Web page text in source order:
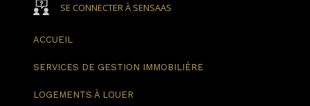
SE CONNECTER À SENSAAS
ACCUEIL
SERVICES DE GESTION IMMOBILIÈRE
LOGEMENTS À LOUER